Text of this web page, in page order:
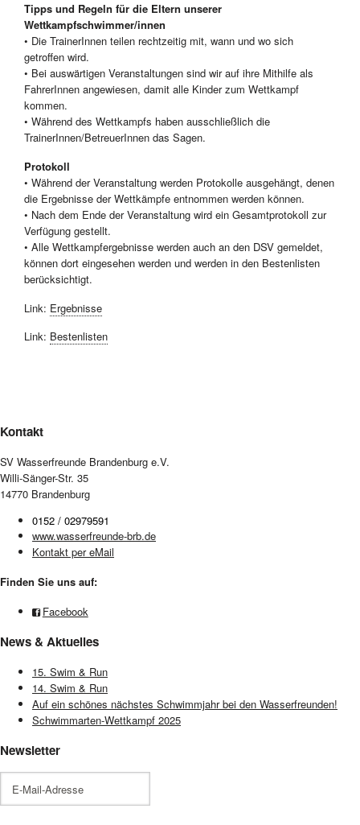
Tipps und Regeln für die Eltern unserer
Wettkampfschwimmer/innen
• Die TrainerInnen teilen rechtzeitig mit, wann und wo sich
getroffen wird.
• Bei auswärtigen Veranstaltungen sind wir auf ihre Mithilfe als
FahrerInnen angewiesen, damit alle Kinder zum Wettkampf
kommen.
• Während des Wettkampfs haben ausschließlich die
TrainerInnen/BetreuerInnen das Sagen.
Protokoll
• Während der Veranstaltung werden Protokolle ausgehängt, denen
die Ergebnisse der Wettkämpfe entnommen werden können.
• Nach dem Ende der Veranstaltung wird ein Gesamtprotokoll zur
Verfügung gestellt.
• Alle Wettkampfergebnisse werden auch an den DSV gemeldet,
können dort eingesehen werden und werden in den Bestenlisten
berücksichtigt.
Link: Ergebnisse
Link: Bestenlisten
Kontakt
SV Wasserfreunde Brandenburg e.V.
Willi-Sänger-Str. 35
14770 Brandenburg
0152 / 02979591
www.wasserfreunde-brb.de
Kontakt per eMail
Finden Sie uns auf:
Facebook
News & Aktuelles
15. Swim & Run
14. Swim & Run
Auf ein schönes nächstes Schwimmjahr bei den Wasserfreunden!
Schwimmarten-Wettkampf 2025
Newsletter
Mail-